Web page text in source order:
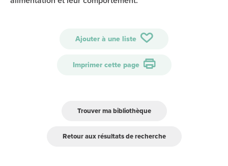
Ajouter à une liste
Imprimer cette page
Trouver ma bibliothèque
Retour aux résultats de recherche